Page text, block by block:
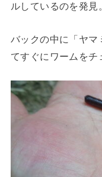
ルしているのを発見
バックの中に「ヤマ
てすぐにワームをチ